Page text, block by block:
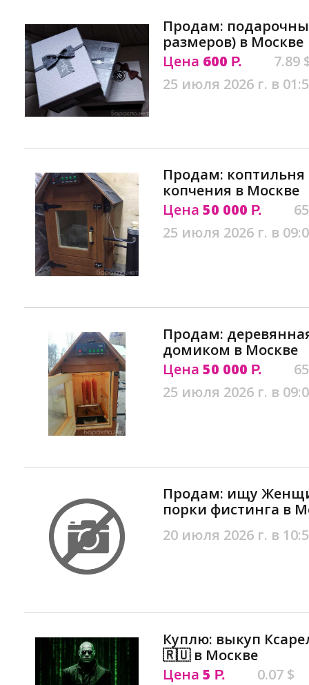
Продам:
размеров) в Москве
Цена 600 Р.
7.89
25 июля 2026 г. в
Продам: коптильня
копчения в Москве
Цена 50 000 Р.
25 июля 2026 г. в
Продам:
домиком в Москве
Цена 50 000 Р.
25 июля 2026 г. в
Продам: ищу
порки фистинга в
20 июля 2026 г. в
Куплю: выкуп
🇷🇺 в Москве
Цена 5 Р.
0.07 $